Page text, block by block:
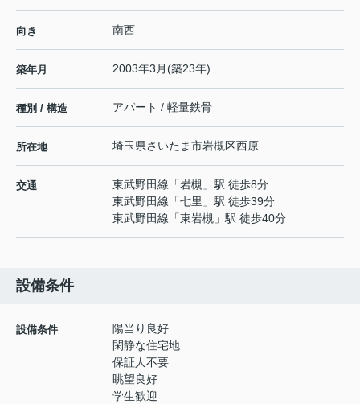
向き 南西
築年月 2003年3月(築23年)
種別 / 構造 アパート / 軽量鉄骨
所在地 埼玉県さいたま市岩槻区西原
交通 東武野田線 「岩槻 」駅 徒歩8分
東武野田線 「七里 」駅 徒歩39分
東武野田線 「東岩槻 」駅 徒歩40分
設備条件
設備条件
陽当り良好
閑静な住宅地
保証人不要
眺望良好
学生歓迎